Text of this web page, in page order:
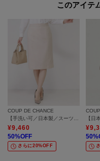
このアイテ
COUP DE CHANCE
【手洗い可／日本製／スーツ可】タイトシルエットスカート
¥9,460
50%OFF
さらに20%OFF
¥
50